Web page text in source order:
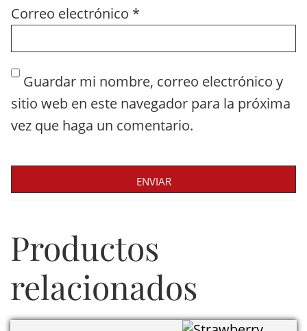
Correo electrónico *
Guardar mi nombre, correo electrónico y
sitio web en este navegador para la próxima
vez que haga un comentario.
Productos
relacionados